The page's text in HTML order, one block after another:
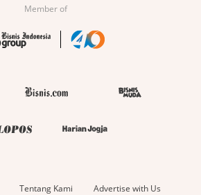
Member of
Tentang Kami Advertise with Us